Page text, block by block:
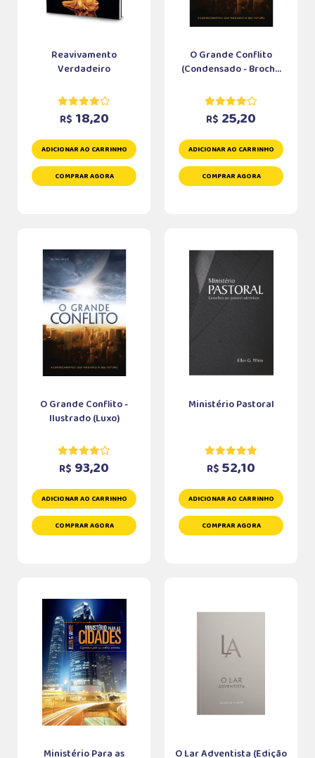
Reavivamento
Verdadeiro
R$ 18,20
ADICIONAR AO CARRINHO
COMPRAR AGORA
O Grande Conflito
(Condensado - Broch...
R$ 25,20
ADICIONAR AO CARRINHO
COMPRAR AGORA
O Grande Conflito -
Ilustrado (Luxo)
R$ 93,20
ADICIONAR AO CARRINHO
COMPRAR AGORA
Ministério Pastoral
R$ 52,10
ADICIONAR AO CARRINHO
COMPRAR AGORA
Ministério Para as O Lar Adventista (Edição